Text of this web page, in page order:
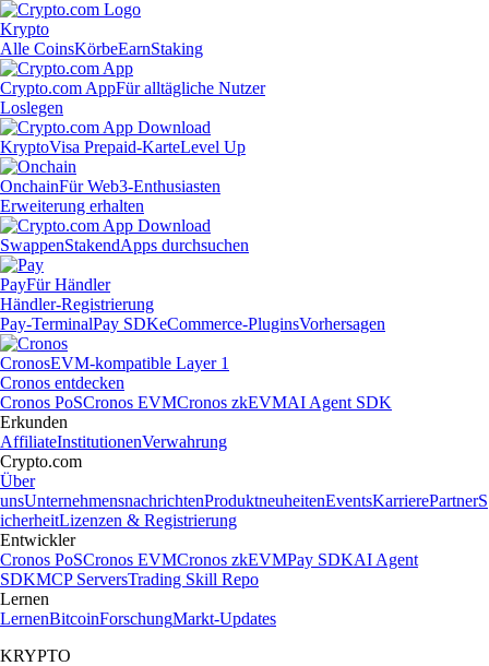
Krypto
Alle CoinsKörbeEarnStaking
Crypto.com AppFür alltägliche Nutzer
Loslegen
KryptoVisa Prepaid-KarteLevel Up
OnchainFür Web3-Enthusiasten
Erweiterung erhalten
SwappenStakendApps durchsuchen
PayFür Händler
Händler-Registrierung
Pay-TerminalPay SDKeCommerce-PluginsVorhersagen
CronosEVM-kompatible Layer 1
Cronos entdecken
Cronos PoSCronos EVMCronos zkEVMAI Agent SDK
Erkunden
AffiliateInstitutionenVerwahrung
Crypto.com
Über
unsUnternehmensnachrichtenProduktneuheitenEventsKarrierePartnerS
icherheitLizenzen & Registrierung
Entwickler
Cronos PoSCronos EVMCronos zkEVMPay SDKAI Agent
SDKMCP ServersTrading Skill Repo
Lernen
LernenBitcoinForschungMarkt-Updates
KRYPTO